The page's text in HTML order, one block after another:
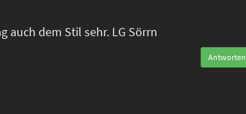
auch dem Stil sehr. LG Sörrn
Antworten